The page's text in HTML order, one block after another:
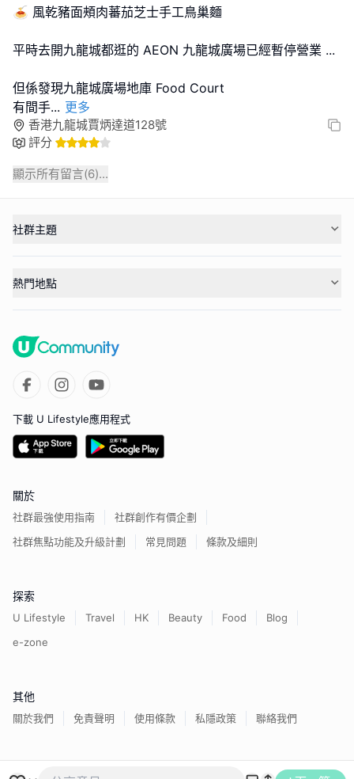
🍝 風乾豬面頰肉蕃茄芝士手工鳥巢麵
平時去開九龍城都逛的 AEON 九龍城廣場已經暫停營業 ...
但係發現九龍城廣場地庫 Food Court
有間手... 更多
香港九龍城賈炳達道128號
評分
顯示所有留言(6)...
社群主題
熱門地點
下載 U Lifestyle應用程式
關於
社群最強使用指南
社群創作有價企劃
社群焦點功能及升級計劃
常見問題 條款及細則
探索
U Lifestyle Travel HK Beauty Food
Blog
e-zone
其他
關於我們 免責聲明 使用條款 私隱政策 聯絡我們